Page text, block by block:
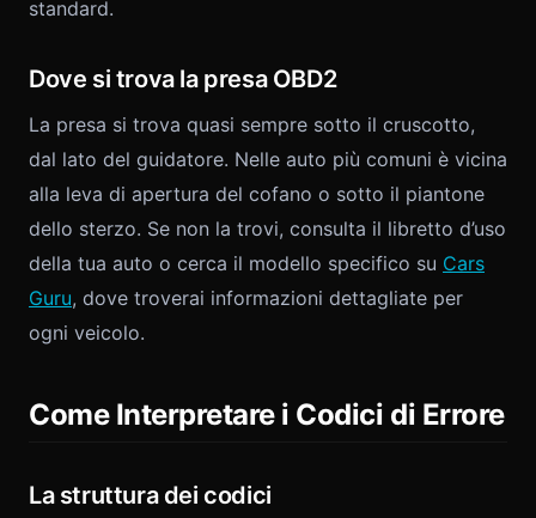
standard.
Dove si trova la presa OBD2
La presa si trova quasi sempre sotto il cruscotto,
dal lato del guidatore. Nelle auto più comuni è vicina
alla leva di apertura del cofano o sotto il piantone
dello sterzo. Se non la trovi, consulta il libretto d’uso
della tua auto o cerca il modello specifico su Cars
Guru, dove troverai informazioni dettagliate per
ogni veicolo.
Come Interpretare i Codici di Errore
La struttura dei codici